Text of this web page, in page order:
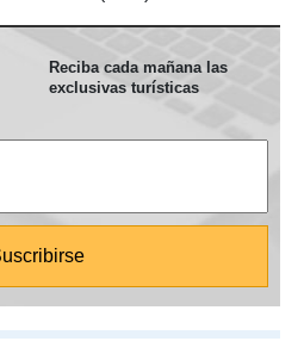
Reciba cada mañana las
exclusivas turísticas